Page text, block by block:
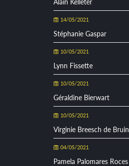
Alain Kelleter
14/05/2021
Stéphanie Gaspar
10/05/2021
Lynn Fissette
10/05/2021
Géraldine Bierwart
10/05/2021
Virginie Breesch de Bruin
04/05/2021
Pamela Palomares Roces